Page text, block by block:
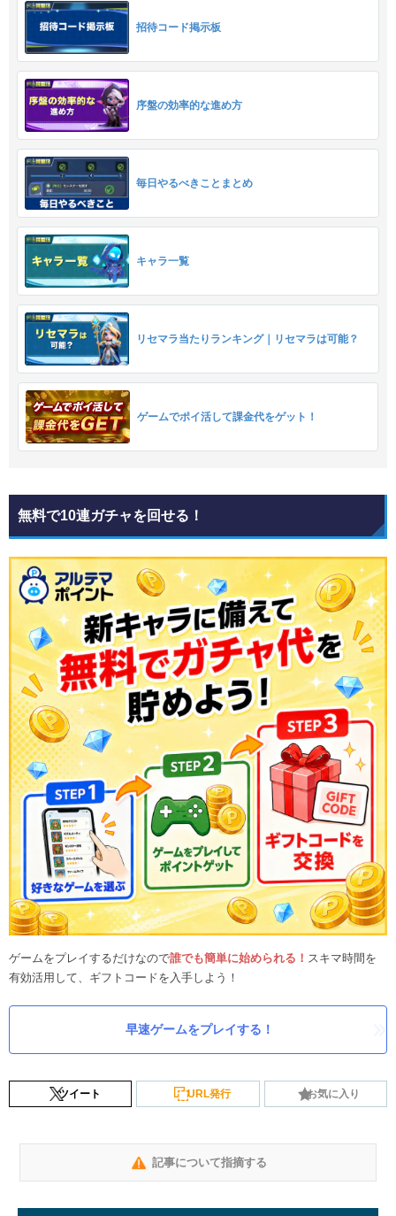
招待コード掲示板
序盤の効率的な進め方
毎日やるべきことまとめ
キャラ一覧
リセマラ当たりランキング｜リセマラは可能？
ゲームでポイ活して課金代をゲット！
無料で10連ガチャを回せる！
ゲームをプレイするだけなので誰でも簡単に始められる！ スキマ時間を
有効活用して、ギフトコードを入手しよう！
早速ゲームをプレイする！
ツイート URL発行 お気に入り
記事について指摘する